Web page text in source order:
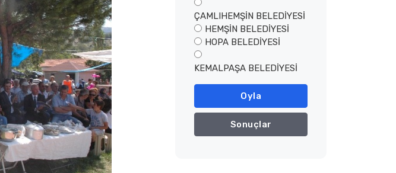
ÇAMLIHEMŞİN BELEDİYESİ
HEMŞİN BELEDİYESİ
HOPA BELEDİYESİ
KEMALPAŞA BELEDİYESİ
Oyla
Sonuçlar